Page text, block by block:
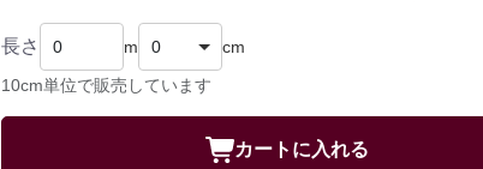
長さ m cm
10cm単位で販売しています
カートに入れる